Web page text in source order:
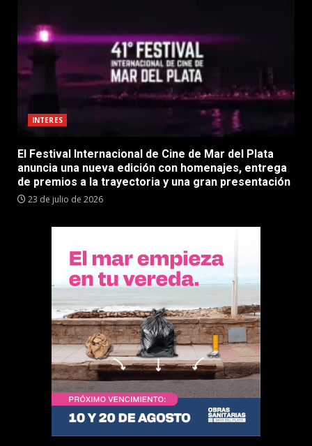
INTERES
El Festival Internacional de Cine de Mar del Plata
anuncia una nueva edición con homenajes, entrega
de premios a la trayectoria y una gran presentación
23 de julio de 2026